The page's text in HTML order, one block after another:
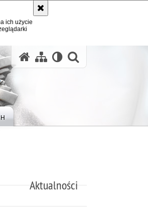
ich użycie
Aktualności